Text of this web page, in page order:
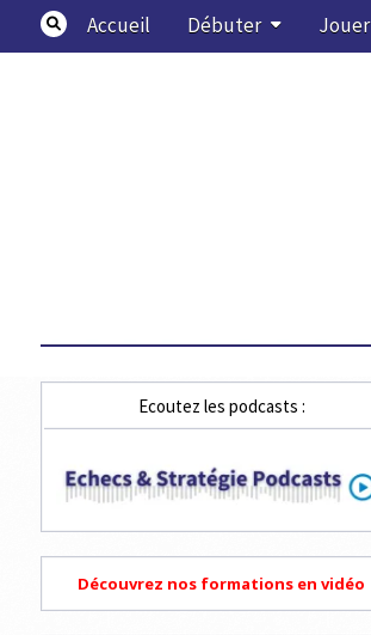
content
Accueil Débuter Jouer
Ecoutez les podcasts :
Découvrez nos formations en vidéo